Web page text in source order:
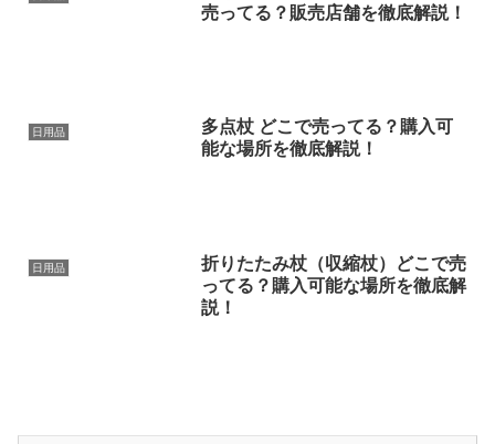
売ってる？販売店舗を徹底解説！
日用品
多点杖 どこで売ってる？購入可
能な場所を徹底解説！
日用品
折りたたみ杖（収縮杖）どこで売
ってる？購入可能な場所を徹底解
説！